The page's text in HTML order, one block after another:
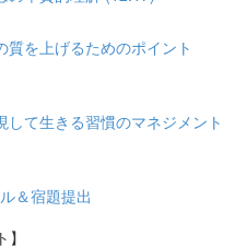
を上げるためのポイント
て生きる習慣のマネジメント
＆宿題提出